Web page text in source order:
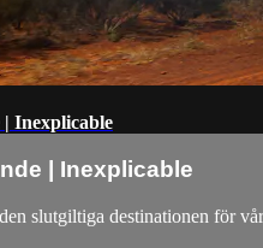
Inexplicable
| Inexplicable
slutgiltiga destinationen för